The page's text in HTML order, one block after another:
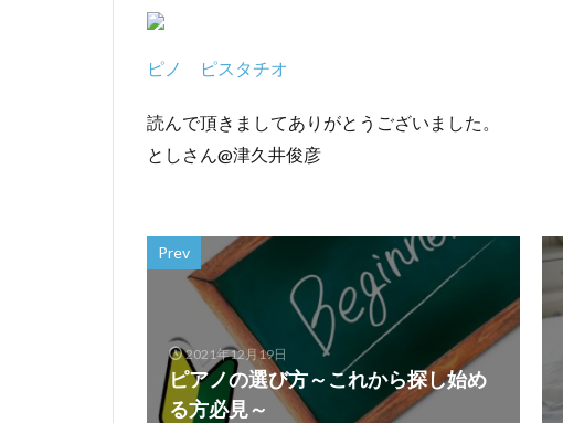
ピノ ピスタチオ
読んで頂きましてありがとうございました。
としさん@津久井俊彦
Prev
2021年12月19日
ピアノの選び方～これから探し始め
る方必見～